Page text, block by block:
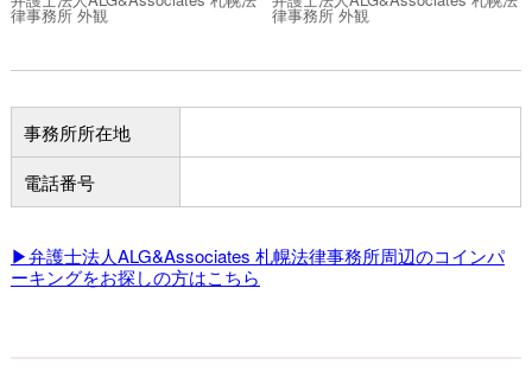
律事務所 外観 律事務所 外観
事務所所在地
電話番号
▶弁護士法人ALG&Associates 札幌法律事務所周辺のコインパ
ーキングをお探しの方はこちら